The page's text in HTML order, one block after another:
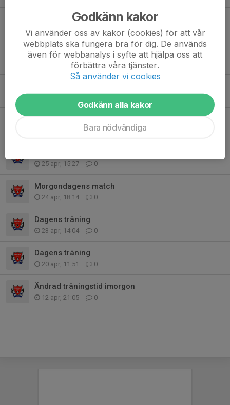
Inställd träning idag
11 maj, 16:49 0
Inför matchen mot Höganäs BK
7 maj, 15:53 0
Samlings tiden imorgon
0
25 apr, 15:27 0
Morgondagens match
24 apr, 18:14 0
Dagens träning
23 apr, 14:04 0
Dagens träning
20 apr, 11:51 0
Ändrad träningstid imorgon
12 apr, 21:05 0
Godkänn kakor
Vi använder oss av kakor (cookies) för att vår
webbplats ska fungera bra för dig. De används
även för webbanalys i syfte att hjälpa oss att
förbättra våra tjänster.
Så använder vi cookies
Godkänn alla kakor
Bara nödvändiga